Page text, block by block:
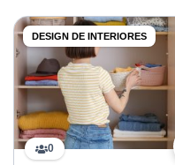
DESIGN DE INTERIORES
0